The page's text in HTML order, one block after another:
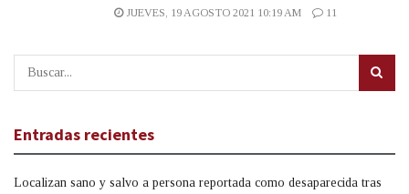
JUEVES, 19 AGOSTO 2021 10:19 AM
11
Entradas recientes
Localizan sano y salvo a persona reportada como desaparecida tras